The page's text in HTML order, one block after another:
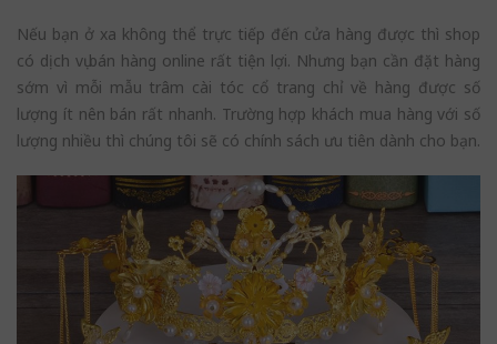
Nếu bạn ở xa không thể trực tiếp đến cửa hàng được thì shop
có dịch vụ bán hàng online rất tiện lợi. Nhưng bạn cần đặt hàng
sớm vì mỗi mẫu trâm cài tóc cổ trang chỉ về hàng được số
lượng ít nên bán rất nhanh. Trường hợp khách mua hàng với số
lượng nhiều thì chúng tôi sẽ có chính sách ưu tiên dành cho bạn.